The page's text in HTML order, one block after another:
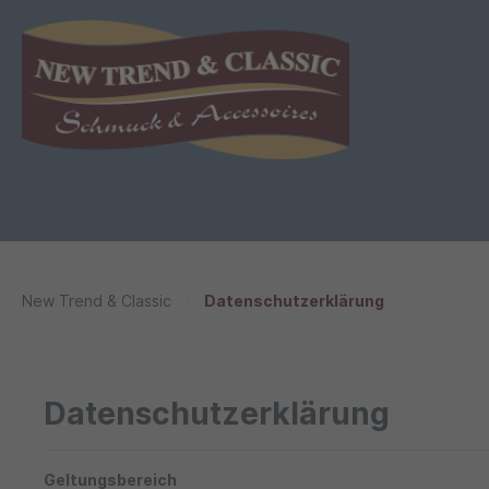
New Trend & Classic Datenschutzerklärung
Datenschutzerklärung
Geltungsbereich